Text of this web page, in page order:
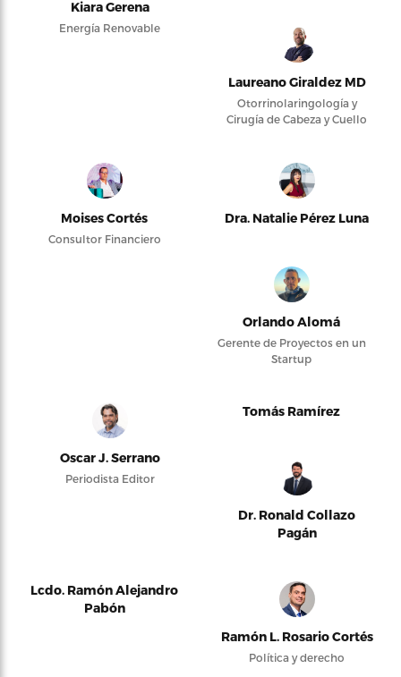
Kiara Gerena
Energía Renovable
Laureano Giraldez MD
Otorrinolaringología y
Cirugía de Cabeza y Cuello
Moises Cortés
Consultor Financiero
Dra. Natalie Pérez Luna
Orlando Alomá
Gerente de Proyectos en un
Startup
Oscar J. Serrano
Periodista Editor
Tomás Ramírez
Dr. Ronald Collazo
Pagán
Lcdo. Ramón Alejandro
Pabón
Ramón L. Rosario Cortés
Política y derecho